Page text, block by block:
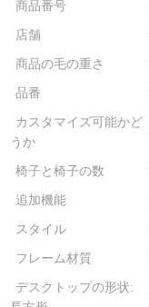
商品番号
店舗
商品の毛の重さ
品番
カスタマイズ可能かど
うか
椅子と椅子の数
追加機能
スタイル
フレーム材質
デスクトップの形状: